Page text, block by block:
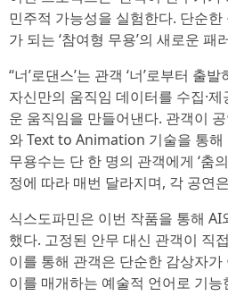
민주적 가능성을 실험한다. 단순
가 되는 ‘참여형 무용’의 새로운 패
‘‘너’로댄스’는 관객 ‘너’로부터
자신만의 움직임 데이터를 수집·
운 움직임을 만들어낸다. 관객이
와 Text to Animation 기술을 통해
무용수는 단 한 명의 관객에게 ‘춤
정에 따라 매번 달라지며, 각 공연
식스도파민은 이번 작품을 통해 AI
했다. 고정된 안무 대신 관객이 직
이를 통해 관객은 단순한 감상자
이를 매개하는 예술적 언어로 기능